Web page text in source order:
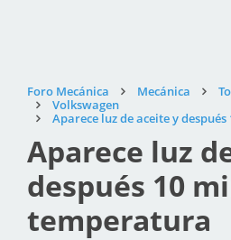
Foro Mecánica Mecánica
Volkswagen
Aparece luz de aceite y
Aparece luz
después 10
temperatura